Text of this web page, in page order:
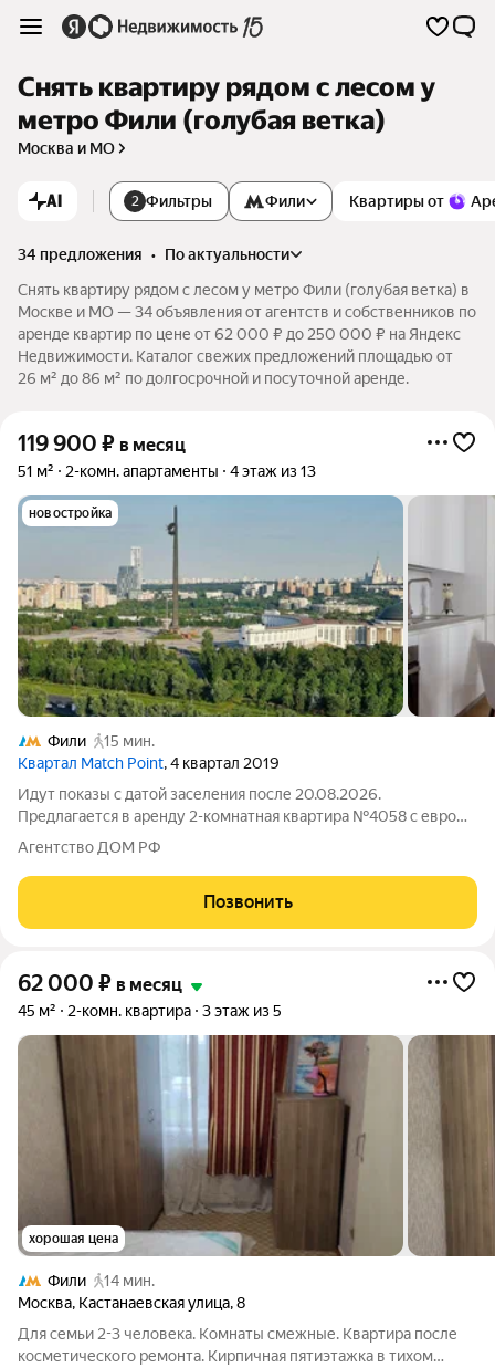
Снять квартиру рядом с лесом у
метро Фили (голубая ветка)
Москва и МО
AI 2 Фильтры Квартиры от
Фили
34 предложения •
по актуальности
Снять квартиру рядом с лесом у метро Фили (голубая ветка) в
Москве и МО — 34 объявления от агентств и собственников по
аренде квартир по цене от 62 000 ₽ до 250 000 ₽ на Яндекс
Недвижимости. Каталог свежих предложений площадью от
26 м² до 86 м² по долгосрочной и посуточной аренде.
119 900 ₽ в месяц
51 м² 2-комн. апартаменты 4 этаж из 13
новостройка
Фили
15 мин.
Квартал Match Point, 4 квартал 2019
Идут показы с датой заселения после 20.08.2026.
Предлагается в аренду 2-комнатная квартира №4058 с евро
планировкой (кухня-гостиная + 1 спальня) с высокими
потолками и приятным видом на обустроенный внутренний
двор площадью 51 м2, расположенная на
Агентство ДОМ РФ
Позвонить
62 000 ₽ в месяц
45 м² 2-комн. квартира 3 этаж из 5
хорошая цена
Фили
14 мин.
Москва, Кастанаевская улица,8
Для семьи 2-3 человека. Комнаты смежные. Квартира после
косметического ремонта. Кирпичная пятиэтажка в тихом